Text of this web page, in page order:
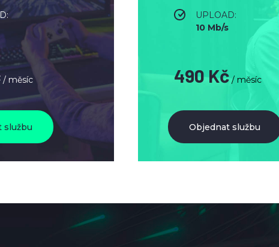
/ měsíc
službu
UPLOAD:
10 Mb/s
490 Kč/ měsíc
Objednat službu